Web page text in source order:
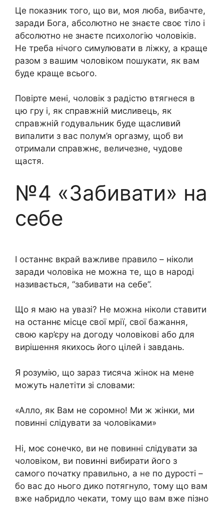
Це показник того, що ви, моя люба, вибачте,
заради Бога, абсолютно не знаєте своє тіло і
абсолютно не знаєте психологію чоловіків.
Не треба нічого симулювати в ліжку, а краще
разом з вашим чоловіком пошукати, як вам
буде краще всього.
Повірте мені, чоловік з радістю втягнеся в
цю гру і, як справжній мисливець, як
справжній годувальник буде щасливий
випалити з вас полум’я оргазму, щоб ви
отримали справжнє, величезне, чудове
щастя.
№4 «Забивати» на
себе
І останнє вкрай важливе правило – ніколи
заради чоловіка не можна те, що в народі
називається, “забивати на себе”.
Що я маю на увазі? Не можна ніколи ставити
на останнє місце свої мрії, свої бажання,
свою кар’єру на догоду чоловікові або для
вирішення якихось його цілей і завдань.
Я розумію, що зараз тисяча жінок на мене
можуть налетіти зі словами:
«Алло, як Вам не соромно! Ми ж жінки, ми
повинні слідувати за чоловіками»
Ні, моє сонечко, ви не повинні слідувати за
чоловіком, ви повинні вибирати його з
самого початку правильно, а не по дурості –
бо вас до нього дико потягнуло, тому що вам
вже набридло чекати, тому що вам вже пізно